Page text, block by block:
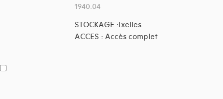
1940.04
STOCKAGE :Ixelles
ACCES : Accès complet